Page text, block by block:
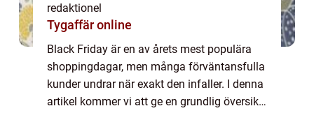
redaktionel
Tygaffär online
Black Friday är en av årets mest populära
shoppingdagar, men många förväntansfulla
kunder undrar när exakt den infaller. I denna
artikel kommer vi att ge en grundlig översikt